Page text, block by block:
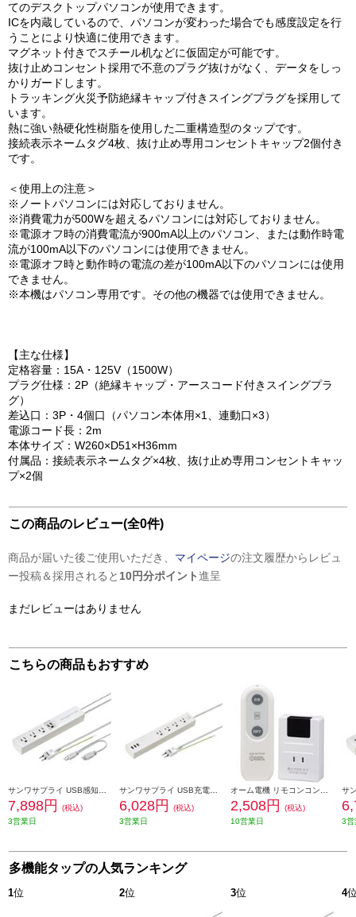
てのデスクトップパソコンが使用できます。
ICを内蔵しているので、パソコンが変わった場合でも感度設定を行
うことにより快適に使用できます。
マグネット付きでスチール机などに仮固定が可能です。
抜け止めコンセント採用で不意のプラグ抜けがなく、データをしっ
かりガードします。
トラッキング火災予防絶縁キャップ付きスイングプラグを採用して
います。
熱に強い熱硬化性樹脂を使用した二重構造型のタップです。
接続表示ネームタグ4枚、抜け止め専用コンセントキャップ2個付き
です。
＜使用上の注意＞
※ノートパソコンには対応しておりません。
※消費電力が500Wを超えるパソコンには対応しておりません。
※電源オフ時の消費電流が900mA以上のパソコン、または動作時電
流が100mA以下のパソコンには使用できません。
※電源オフ時と動作時の電流の差が100mA以下のパソコンには使用
できません。
※本機はパソコン専用です。その他の機器では使用できません。
【主な仕様】
定格容量：15A・125V（1500W）
プラグ仕様：2P（絶縁キャップ・アースコード付きスイングプラ
グ）
差込口：3P・4個口（パソコン本体用×1、連動口×3）
電源コード長：2m
本体サイズ：W260×D51×H36mm
付属品：接続表示ネームタグ×4枚、抜け止め専用コンセントキャッ
プ×2個
この商品のレビュー(全0件)
商品が届いた後ご使用いただき、 マイページの注文履歴からレビュ
ー投稿＆採用されると 10円分ポイント進呈
まだレビューはありません
こちらの商品もおすすめ
7,898円
(税込)
3営業日
6,028円
(税込)
3営業日
2,508円
(税込)
10営業日
3営
多機能タップの人気ランキング
1位 2位 3位 4